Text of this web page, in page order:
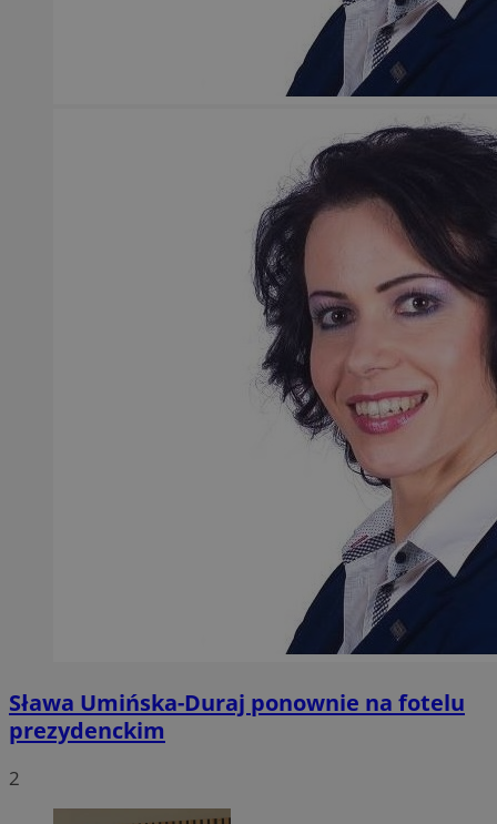
Sława Umińska-Duraj ponownie na fotelu
prezydenckim
2